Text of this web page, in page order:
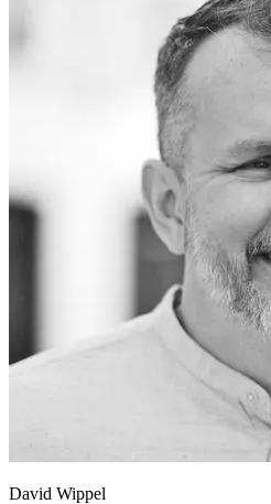
David Wippel